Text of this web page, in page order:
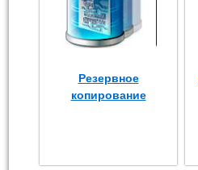
Резервное
копирование